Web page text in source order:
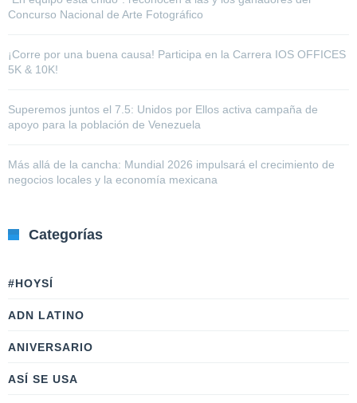
Concurso Nacional de Arte Fotográfico
¡Corre por una buena causa! Participa en la Carrera IOS OFFICES
5K & 10K!
Superemos juntos el 7.5: Unidos por Ellos activa campaña de
apoyo para la población de Venezuela
Más allá de la cancha: Mundial 2026 impulsará el crecimiento de
negocios locales y la economía mexicana
Categorías
#HOYSÍ
ADN LATINO
ANIVERSARIO
ASÍ SE USA